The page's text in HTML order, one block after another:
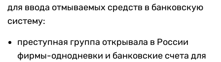
для ввода отмываемых средств в банковскую
систему:
преступная группа открывала в России
фирмы-однодневки и банковские счета для